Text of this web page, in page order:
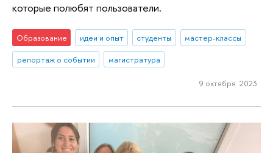
которые полюбят пользователи.
Образование идеи и опыт студенты
мастер-классы
репортаж о событии
магистратура
9 октября 2023